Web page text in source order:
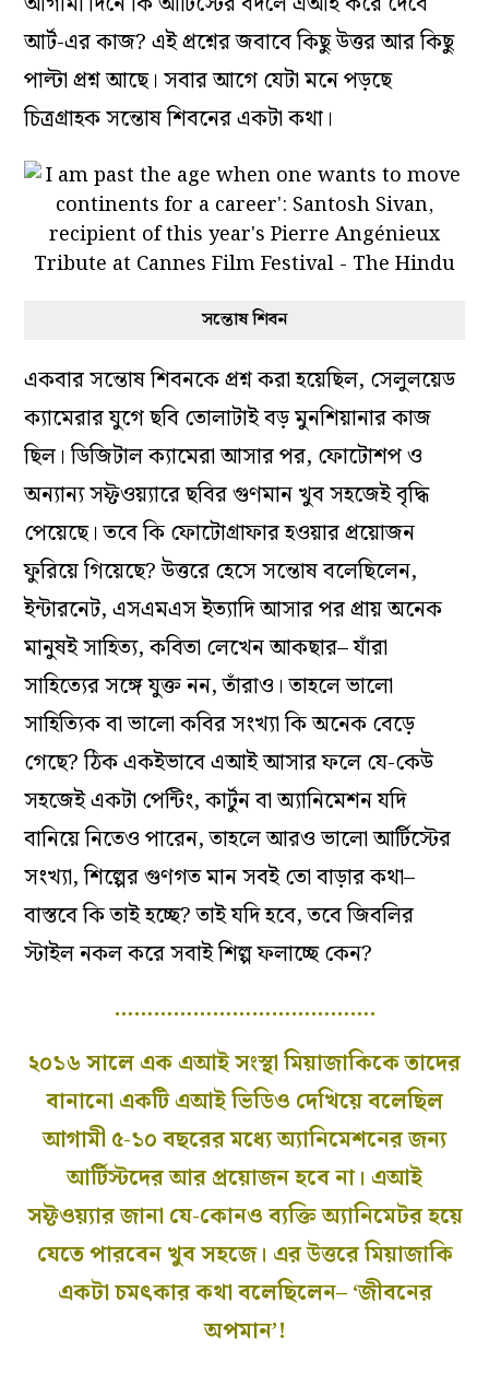
আর্ট-এর কাজ? এই প্রশ্নের জবাবে কিছু উত্তর আর কিছু
পাল্টা প্রশ্ন আছে। সবার আগে যেটা মনে পড়ছে
চিত্রগ্রাহক সন্তোষ শিবনের একটা কথা।
সন্তোষ শিবন
একবার সন্তোষ শিবনকে প্রশ্ন করা হয়েছিল, সেলুলয়েড
ক্যামেরার যুগে ছবি তোলাটাই বড় মুনশিয়ানার কাজ
ছিল। ডিজিটাল ক্যামেরা আসার পর, ফোটোশপ ও
অন্যান্য সফ্টওয়্যারে ছবির গুণমান খুব সহজেই বৃদ্ধি
পেয়েছে। তবে কি ফোটোগ্রাফার হওয়ার প্রয়োজন
ফুরিয়ে গিয়েছে? উত্তরে হেসে সন্তোষ বলেছিলেন,
ইন্টারনেট, এসএমএস ইত্যাদি আসার পর প্রায় অনেক
মানুষই সাহিত্য, কবিতা লেখেন আকছার– যাঁরা
সাহিত্যের সঙ্গে যুক্ত নন, তাঁরাও। তাহলে ভালো
সাহিত্যিক বা ভালো কবির সংখ্যা কি অনেক বেড়ে
গেছে? ঠিক একইভাবে এআই আসার ফলে যে-কেউ
সহজেই একটা পেন্টিং, কার্টুন বা অ্যানিমেশন যদি
বানিয়ে নিতেও পারেন, তাহলে আরও ভালো আর্টিস্টের
সংখ‍্যা, শিল্পের গুণগত মান সবই তো বাড়ার কথা–
বাস্তবে কি তাই হচ্ছে? তাই যদি হবে, তবে জিবলির
স্টাইল নকল করে সবাই শিল্প ফলাচ্ছে কেন?
………………………………….
২০১৬ সালে এক এআই সংস্থা মিয়াজাকিকে তাদের
বানানো একটি এআই ভিডিও দেখিয়ে বলেছিল
আগামী ৫-১০ বছরের মধ্যে অ্যানিমেশনের জন্য
আর্টিস্টদের আর প্রয়োজন হবে না। এআই
সফ্টওয়্যার জানা যে-কোনও ব্যক্তি অ‍্যানিমেটর হয়ে
যেতে পারবেন খুব সহজে। এর উত্তরে মিয়াজাকি
একটা চমৎকার কথা বলেছিলেন– ‘জীবনের
অপমান’!